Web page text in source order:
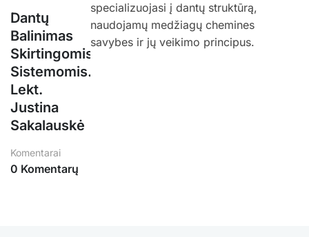
Dantų
Balinimas
Skirtingomis
Sistemomis.
Lekt.
Justina
Sakalauskė
Komentarai
0 Komentarų
specializuojasi į dantų struktūrą,
naudojamų medžiagų chemines
savybes ir jų veikimo principus.